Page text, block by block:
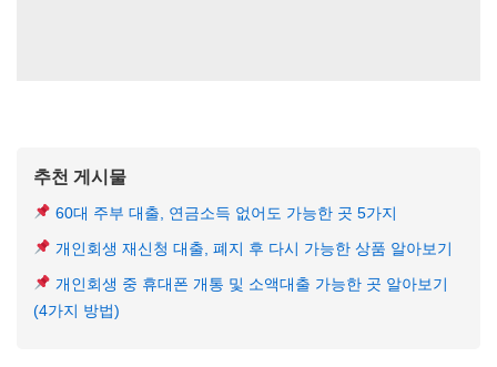
추천 게시물
60대 주부 대출, 연금소득 없어도 가능한 곳 5가지
개인회생 재신청 대출, 폐지 후 다시 가능한 상품 알아보기
개인회생 중 휴대폰 개통 및 소액대출 가능한 곳 알아보기
(4가지 방법)